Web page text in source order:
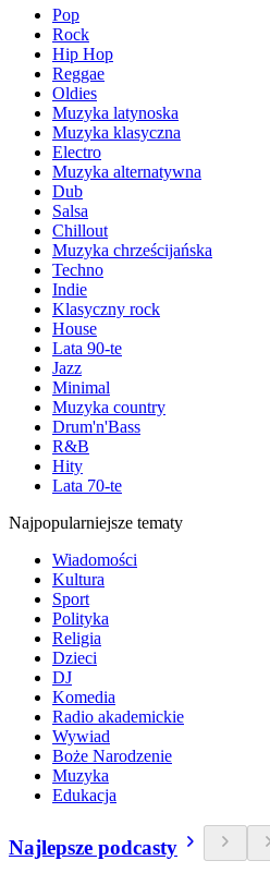
Pop
Rock
Hip Hop
Reggae
Oldies
Muzyka latynoska
Muzyka klasyczna
Electro
Muzyka alternatywna
Dub
Salsa
Chillout
Muzyka chrześcijańska
Techno
Indie
Klasyczny rock
House
Lata 90-te
Jazz
Minimal
Muzyka country
Drum'n'Bass
R&B
Hity
Lata 70-te
Najpopularniejsze tematy
Wiadomości
Kultura
Sport
Polityka
Religia
Dzieci
DJ
Komedia
Radio akademickie
Wywiad
Boże Narodzenie
Muzyka
Edukacja
Najlepsze podcasty